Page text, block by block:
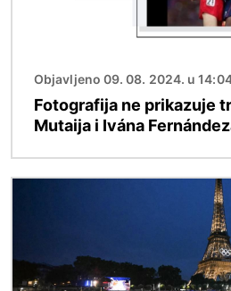
Objavljeno 09. 08. 2024. u
Fotografija ne prikazuje
Mutaija i Ivána